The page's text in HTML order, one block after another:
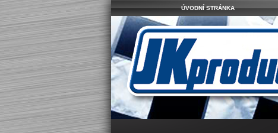
ÚVODNÍ STRÁNKA